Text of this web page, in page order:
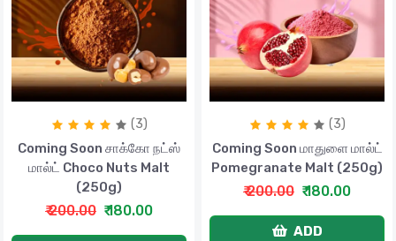
(3)
Coming Soon சாக்கோ நட்ஸ்
மால்ட் Choco Nuts Malt
(250g)
₹ 200.00 ₹ 180.00
(3)
Coming Soon மாதுளை மால்ட்
Pomegranate Malt (250g)
₹ 200.00 ₹ 180.00
ADD